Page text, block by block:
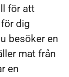
för att
dig
besöker en
mat från
en